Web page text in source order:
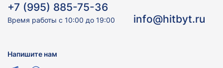
+7 (995) 885-75-36
Время работы с 10:00 до 19:00 info@hitbyt.ru
Напишите нам